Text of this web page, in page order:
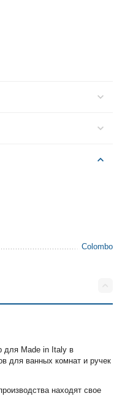
Colombo
для Made in Italy в
для ванных комнат и ручек
находят свое